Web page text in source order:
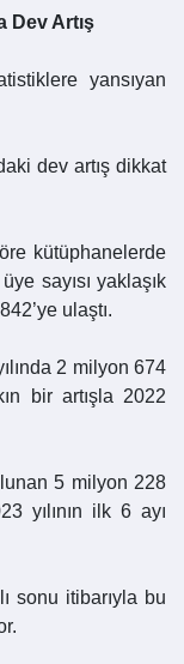
Dev Artış
yansıyan
dev artış dikkat
kütüphanelerde
sayısı yaklaşık
ulaştı.
2 milyon 674
bir artışla 2022
5 milyon 228
yılının ilk 6 ayı
sonu itibarıyla bu